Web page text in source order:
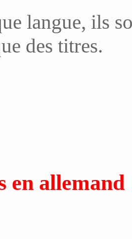
langue, ils
des titres.
en allemand